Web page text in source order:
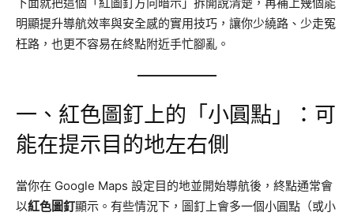
下面就把這個「紅圖釘方向暗示」拆開說清楚，再補上幾個能
明顯提升導航效率與安全感的實用技巧，讓你少繞路、少走冤
枉路，也更不容易在終點附近手忙腳亂。
一、紅色圖釘上的「小圓點」：可
能在提示目的地左右側
當你在 Google Maps 設定目的地並開始導航後，終點通常會
以紅色圖釘顯示。有些情況下，圖釘上會多一個小圓點（或小